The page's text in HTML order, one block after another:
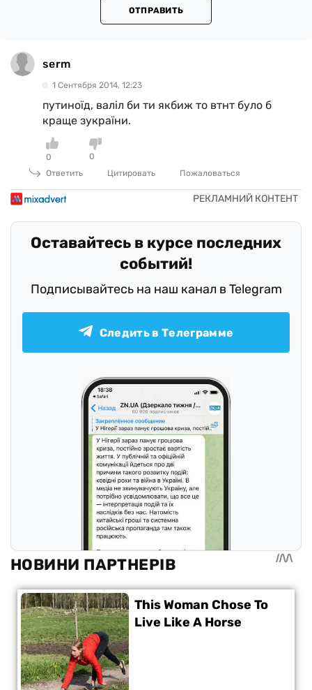
ОТПРАВИТЬ
serm
1 Сентября 2014, 12:23
путиноїд, валіл би ти якбиж то втнт було б
краще зукраїни.
0
0
Ответить
Цитировать Пожаловаться
Оставайтесь в курсе последних
событий!
Подписывайтесь на наш канал в Telegram
Следить в Телеграмме